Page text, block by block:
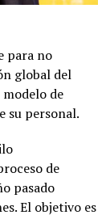
para no
global del
de
su personal.
de
pasado
El objetivo es